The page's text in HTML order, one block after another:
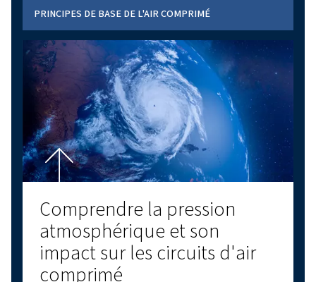
SERVICE
COMPRESSEURS D'OCCASION
Si vous recherchez un
compresseur de seconde
Worthington Creyssensac,vous êtes au bon
qualité et économies dès maintenant !
EN SAVOIR PLUS